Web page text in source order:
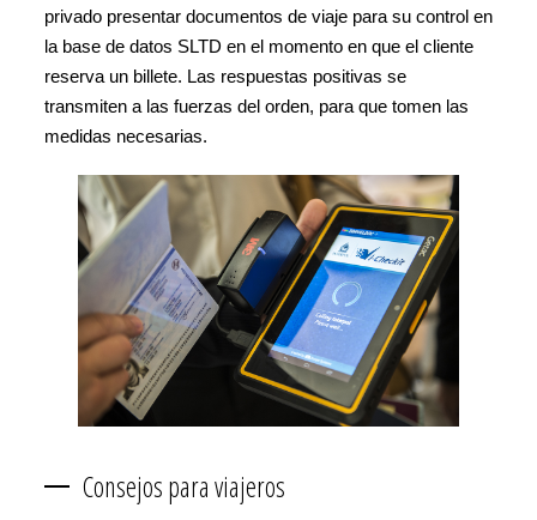
privado presentar documentos de viaje para su control en
la base de datos SLTD en el momento en que el cliente
reserva un billete. Las respuestas positivas se
transmiten a las fuerzas del orden, para que tomen las
medidas necesarias.
Consejos para viajeros